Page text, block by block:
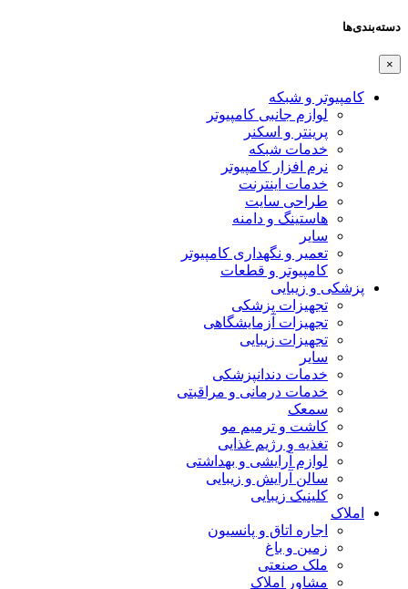
دسته‌بندی‌ها
×
کامپیوتر و شبکه
لوازم جانبی کامپیوتر
پرینتر و اسکنر
خدمات شبکه
نرم افزار کامپیوتر
خدمات اینترنت
طراحی سایت
هاستینگ و دامنه
سایر
تعمیر و نگهداری کامپیوتر
کامپیوتر و قطعات
پزشکی و زیبایی
تجهیزات پزشکی
تجهیزات آزمایشگاهی
تجهیزات زیبایی
سایر
خدمات دندانپزشکی
خدمات درمانی و مراقبتی
سمعک
کاشت و ترمیم مو
تغذیه و رژیم غذایی
لوازم آرایشی و بهداشتی
سالن آرایش و زیبایی
کلینیک زیبایی
املاک
اجاره اتاق و پانسیون
زمین و باغ
ملک صنعتی
مشاور املاک